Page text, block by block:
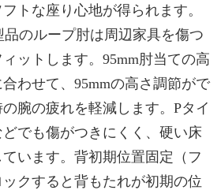
トな座り心地が得られます。
品のループ肘は周辺家具を傷つ
ットします。95mm肘当ての高
わせて、95mmの高さ調節がで
腕の疲れを軽減します。Pタイ
でも傷がつきにくく、硬い床
います。背初期位置固定（フ
クすると背もたれが初期の位